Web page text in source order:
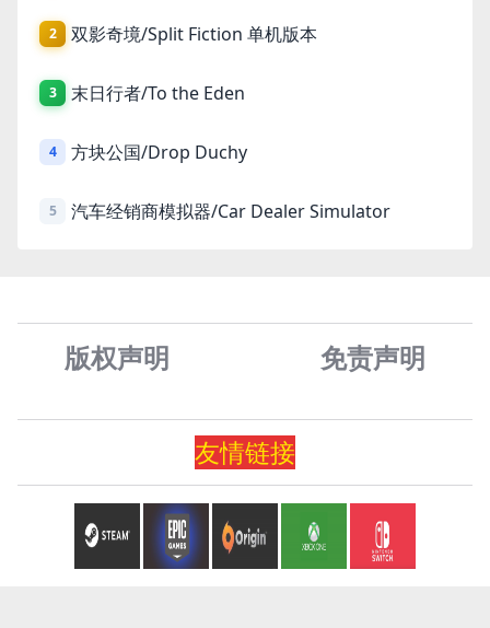
2 双影奇境/Split Fiction 单机版本
3 末日行者/To the Eden
4 方块公国/Drop Duchy
5 汽车经销商模拟器/Car Dealer Simulator
版权声明 免责声明
友情链接